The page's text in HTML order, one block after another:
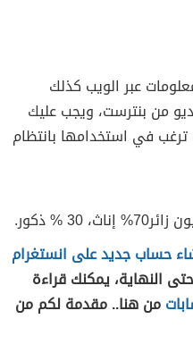
عبر الويب كذلك
من بنترست، ويجب عليك
في استخدامها بانتظام
حساب جديد على انستغرام
النهاية، يمكنك قراءة
من هنا.. مقدمة لكم من